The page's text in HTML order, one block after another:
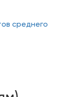
среднего